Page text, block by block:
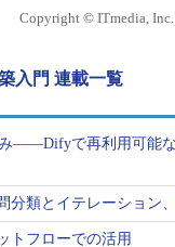
Copyright © ITmedia,
入門 連載一覧
――Difyで再利用可能
類とイテレーション
フローでの活用